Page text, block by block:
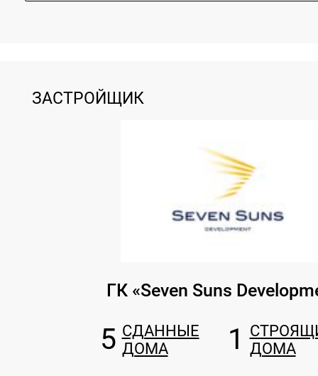
ЗАСТРОЙЩИК
ГК «Seven Suns
5 СДАННЫЕ
ДОМА
1
ДОМА